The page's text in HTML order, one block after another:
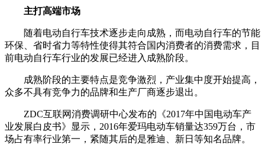
主打高端市场
随着电动自行车技术逐步走向成熟，而电动自行车的节能
环保、省时省力等特性使得其符合国内消费者的消费需求，目
前电动自行车行业的发展已经进入成熟阶段。
成熟阶段的主要特点是竞争激烈，产业集中度开始提高，
众多不具有竞争力的品牌和生产厂商逐步退出。
ZDC互联网消费调研中心发布的《2017年中国电动车产
业发展白皮书》显示，2016年爱玛电动车销量达359万台，市
场占有率行业第一，紧随其后的是雅迪、新日等知名品牌。